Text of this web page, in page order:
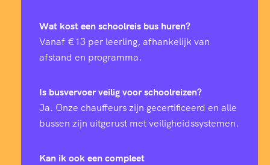
Wat kost een schoolreis bus huren?
Vanaf €13 per leerling, afhankelijk van
afstand en programma.
Is busvervoer veilig voor schoolreizen?
Ja. Onze chauffeurs zijn gecertificeerd en alle
bussen zijn uitgerust met veiligheidssystemen.
Kan ik ook een compleet